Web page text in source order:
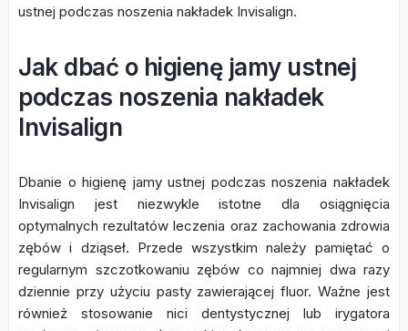
ustnej podczas noszenia nakładek Invisalign.
Jak dbać o higienę jamy ustnej
podczas noszenia nakładek
Invisalign
Dbanie o higienę jamy ustnej podczas noszenia nakładek
Invisalign jest niezwykle istotne dla osiągnięcia
optymalnych rezultatów leczenia oraz zachowania zdrowia
zębów i dziąseł. Przede wszystkim należy pamiętać o
regularnym szczotkowaniu zębów co najmniej dwa razy
dziennie przy użyciu pasty zawierającej fluor. Ważne jest
również stosowanie nici dentystycznej lub irygatora